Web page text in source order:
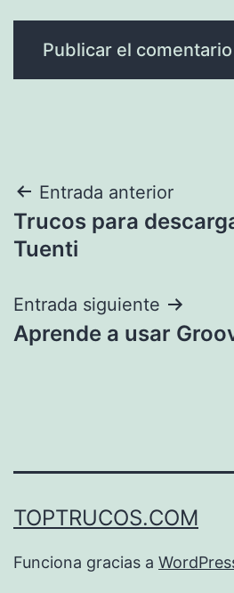
Navegación
de
Entrada anterior
Trucos para
Tuenti
Entrada siguiente
Aprende a usar
TOPTRUCOS.COM
Funciona gracias a